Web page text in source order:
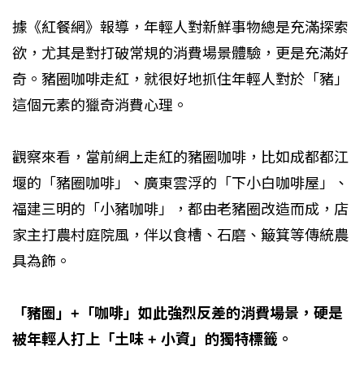
據《紅餐網》報導，年輕人對新鮮事物總是充滿探索
欲，尤其是對打破常規的消費場景體驗，更是充滿好
奇。豬圈咖啡走紅，就很好地抓住年輕人對於「豬」
這個元素的獵奇消費心理。
觀察來看，當前網上走紅的豬圈咖啡，比如成都都江
堰的「豬圈咖啡」、廣東雲浮的「下小白咖啡屋」、
福建三明的「小豬咖啡」，都由老豬圈改造而成，店
家主打農村庭院風，伴以食槽、石磨、簸箕等傳統農
具為飾。
「豬圈」+「咖啡」如此強烈反差的消費場景，硬是
被年輕人打上「土味 + 小資」的獨特標籤。